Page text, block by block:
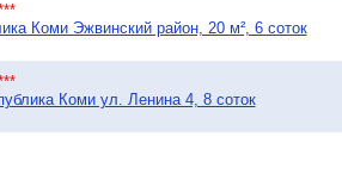
Коми Эжвинский район, 20 м², 6 соток
Коми ул. Ленина 4, 8 соток